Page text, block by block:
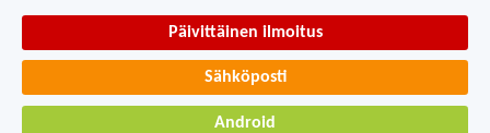
Päivittäinen ilmoitus
Sähköposti
Android